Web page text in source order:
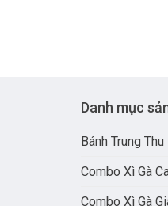
Danh mục
Bánh Trung Thu
Combo Xì Gà
Combo Xì Gà